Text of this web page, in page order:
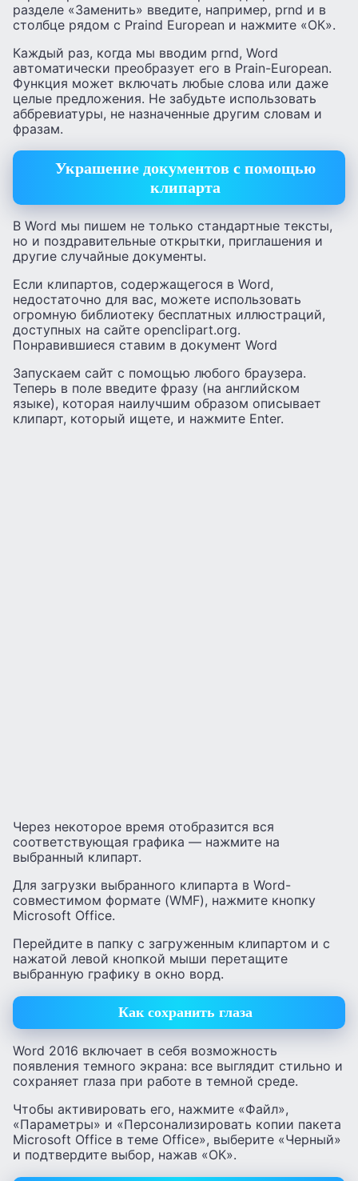
разделе «Заменить» введите, например, prnd и в
столбце рядом с Praind European и нажмите «ОК».
Каждый раз, когда мы вводим prnd, Word
автоматически преобразует его в Prain-European.
Функция может включать любые слова или даже
целые предложения. Не забудьте использовать
аббревиатуры, не назначенные другим словам и
фразам.
Украшение документов с помощью
клипарта
В Word мы пишем не только стандартные тексты,
но и поздравительные открытки, приглашения и
другие случайные документы.
Если клипартов, содержащегося в Word,
недостаточно для вас, можете использовать
огромную библиотеку бесплатных иллюстраций,
доступных на сайте openclipart.org.
Понравившиеся ставим в документ Word
Запускаем сайт с помощью любого браузера.
Теперь в поле введите фразу (на английском
языке), которая наилучшим образом описывает
клипарт, который ищете, и нажмите Enter.
Через некоторое время отобразится вся
соответствующая графика — нажмите на
выбранный клипарт.
Для загрузки выбранного клипарта в Word-
совместимом формате (WMF), нажмите кнопку
Microsoft Office.
Перейдите в папку с загруженным клипартом и с
нажатой левой кнопкой мыши перетащите
выбранную графику в окно ворд.
Как сохранить глаза
Word 2016 включает в себя возможность
появления темного экрана: все выглядит стильно и
сохраняет глаза при работе в темной среде.
Чтобы активировать его, нажмите «Файл»,
«Параметры» и «Персонализировать копии пакета
Microsoft Office в теме Office», выберите «Черный»
и подтвердите выбор, нажав «ОК».